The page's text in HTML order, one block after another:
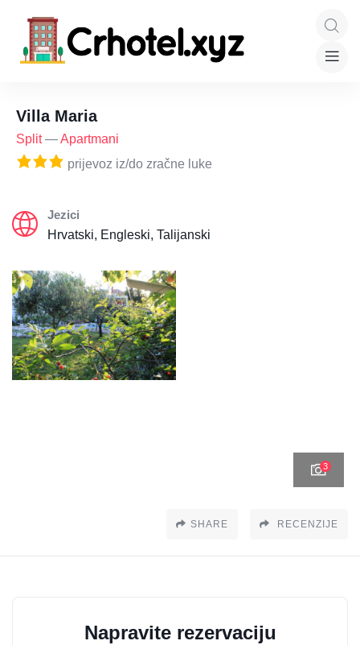
Villa Maria
Split—Apartmani
prijevoz iz/do zračne luke
Jezici
Hrvatski, Engleski, Talijanski
3
SHARE RECENZIJE
Napravite rezervaciju